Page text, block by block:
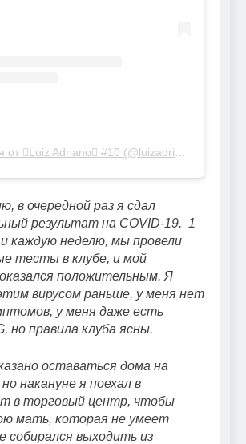
в очередной раз я сдал
результат на COVID-19. 1
и каждую неделю, мы провели
тесты в клубе, и мой
положительным. Я
вирусом раньше, у меня нет
у меня даже есть
но правила клуба ясны.
оставаться дома на
накануне я поехал в
в торговый центр, чтобы
мать, которая не умеет
собирался выходить из